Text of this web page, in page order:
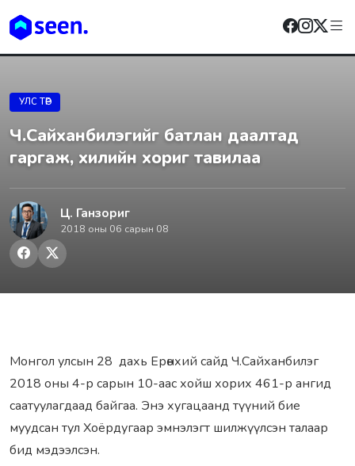
УЛС ТӨР
Ч.Сайханбилэгийг батлан даалтад
гаргаж, хилийн хориг тавилаа
Ц. Ганзориг
2018 оны 06 сарын 08
Монгол улсын 28 дахь Ерөнхий сайд Ч.Сайханбилэг
2018 оны 4-р сарын 10-аас хойш хорих 461-р ангид
саатуулагдаад байгаа. Энэ хугацаанд түүний бие
муудсан тул Хоёрдугаар эмнэлэгт шилжүүлсэн талаар
бид мэдээлсэн.